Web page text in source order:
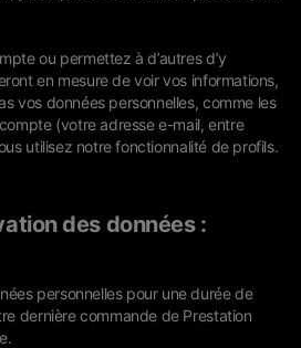
ou permettez à d’autres d’y
en mesure de voir vos informations,
vos données personnelles, comme les
(votre adresse e-mail, entre
utilisez notre fonctionnalité de profils.
des données :
personnelles pour une durée de
dernière commande de Prestation